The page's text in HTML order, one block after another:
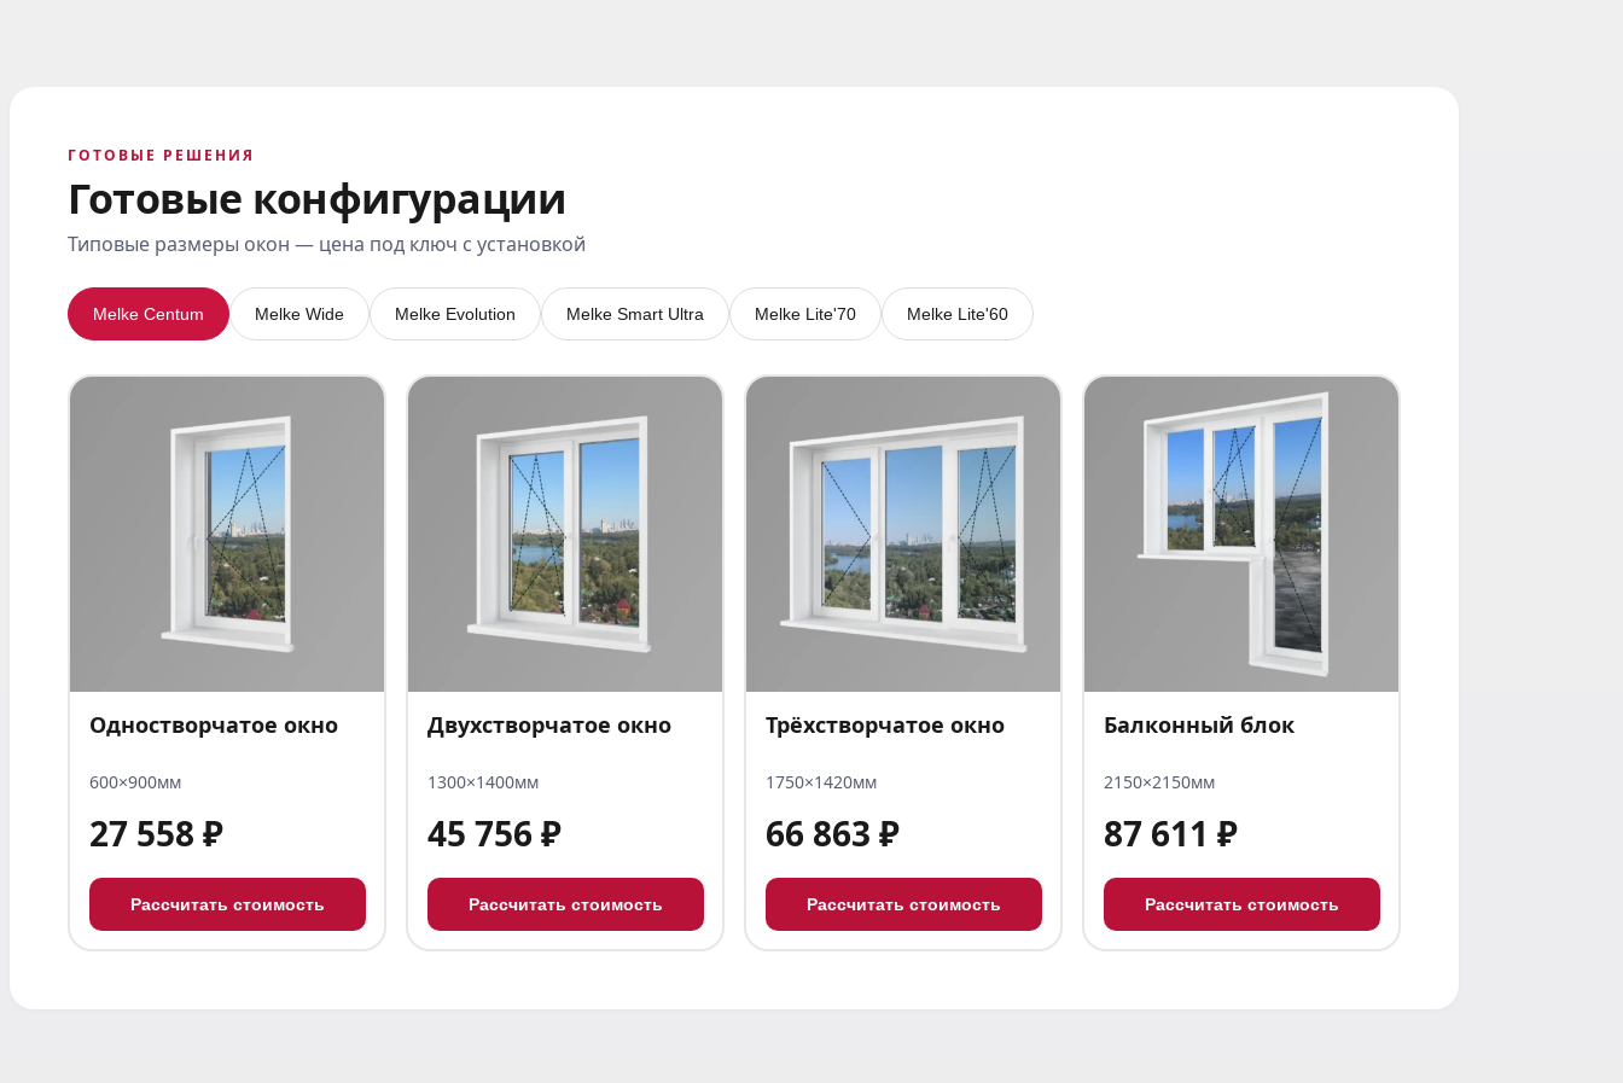
ГОТОВЫЕ РЕШЕНИЯ
Готовые конфигурации
Типовые размеры окон — цена под ключ с установкой
Melke Centum Melke Wide Melke Evolution Melke Smart Ultra Melke Lite'70 Melke Lite'60
Одностворчатое окно
600×900мм
27 558 ₽
Рассчитать стоимость
Двухстворчатое окно
1300×1400мм
45 756 ₽
Рассчитать стоимость
Трёхстворчатое окно
1750×1420мм
66 863 ₽
Рассчитать стоимость
Балконный блок
2150×2150мм
87 611 ₽
Рассчитать стоимость